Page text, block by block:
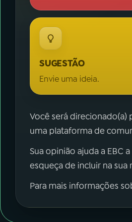
SUGESTÃO
Envie uma ideia.
Você será direcionado(a)
uma plataforma de
Sua opinião ajuda a EBC
esqueça de incluir na
Para mais informações